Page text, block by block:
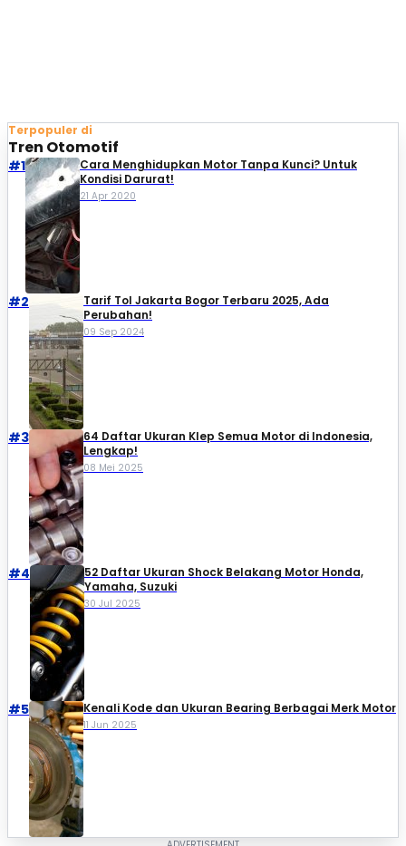
Terpopuler di
Tren Otomotif
#1
Cara Menghidupkan Motor Tanpa Kunci? Untuk
Kondisi Darurat!
21 Apr 2020
#2
Tarif Tol Jakarta Bogor Terbaru 2025, Ada
Perubahan!
09 Sep 2024
#3
64 Daftar Ukuran Klep Semua Motor di Indonesia,
Lengkap!
08 Mei 2025
#4
52 Daftar Ukuran Shock Belakang Motor Honda,
Yamaha, Suzuki​
30 Jul 2025
#5 Kenali Kode dan Ukuran Bearing Berbagai Merk Motor
11 Jun 2025